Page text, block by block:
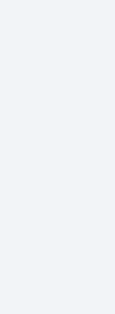
Cancer
in Health